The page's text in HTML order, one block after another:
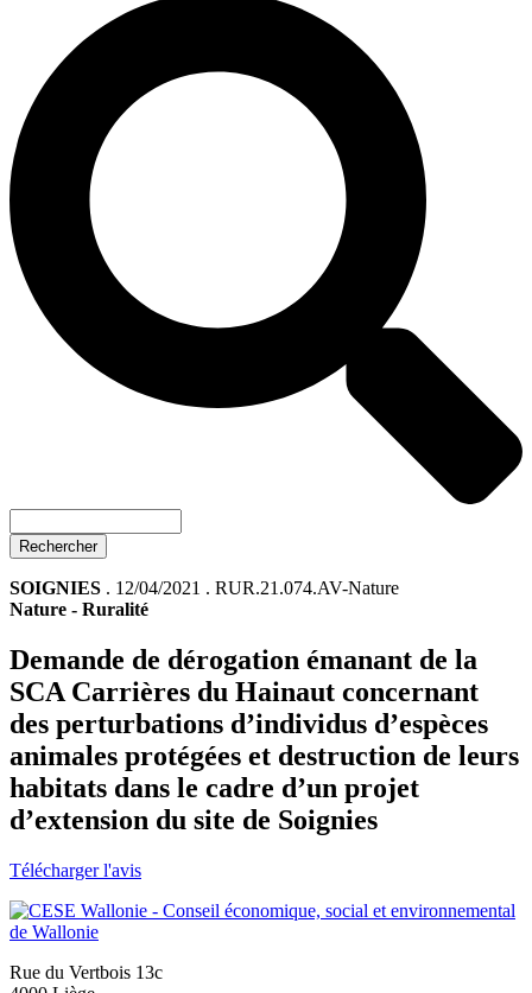
SOIGNIES . 12/04/2021 . RUR.21.074.AV-Nature
Nature - Ruralité
Demande de dérogation émanant de la
SCA Carrières du Hainaut concernant
des perturbations d’individus d’espèces
animales protégées et destruction de leurs
habitats dans le cadre d’un projet
d’extension du site de Soignies
Télécharger l'avis
Rue du Vertbois 13c